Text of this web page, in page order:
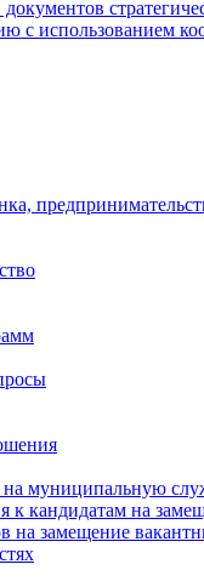
с использованием
на муниципальную
к кандидатам на
на замещение